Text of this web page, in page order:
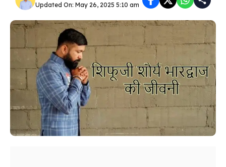
Updated On: May 26, 2025 5:10 am